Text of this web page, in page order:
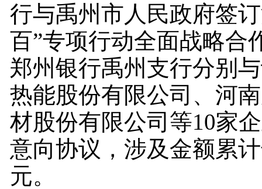
行与禹州市人民政府签
百”专项行动全面战略合
郑州银行禹州支行分别
热能股份有限公司、河
材股份有限公司等10家
意向协议，涉及金额累
元。